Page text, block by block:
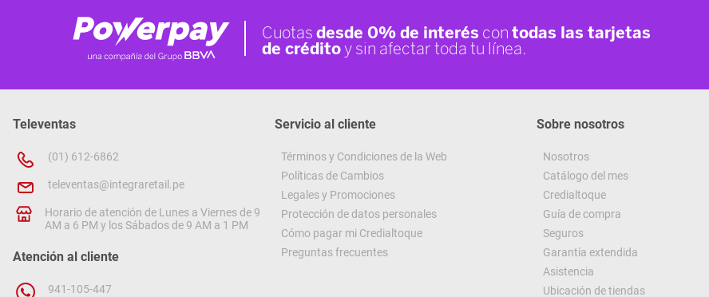
Televentas
(01) 612-6862
televentas@integraretail.pe
Horario de atención de Lunes a Viernes de 9
AM a 6 PM y los Sábados de 9 AM a 1 PM
Atención al cliente
941-105-447
Servicio al cliente
Términos y Condiciones de la Web
Políticas de Cambios
Legales y Promociones
Protección de datos personales
Cómo pagar mi Credialtoque
Preguntas frecuentes
Sobre nosotros
Nosotros
Catálogo del mes
Credialtoque
Guía de compra
Seguros
Garantía extendida
Asistencia
Ubicación de tiendas